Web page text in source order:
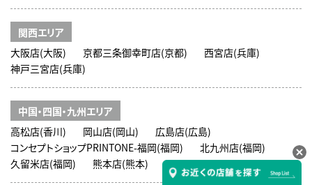
関西エリア
大阪店(大阪)
京都三条御幸町店(京都)
西宮店(兵庫)
神戸三宮店(兵庫)
中国・四国・九州エリア
高松店(香川)
岡山店(岡山)
広島店(広島)
コンセプトショップPRINTONE-福岡(福岡)
北九州店(福岡)
久留米店(福岡)
熊本店(熊本)